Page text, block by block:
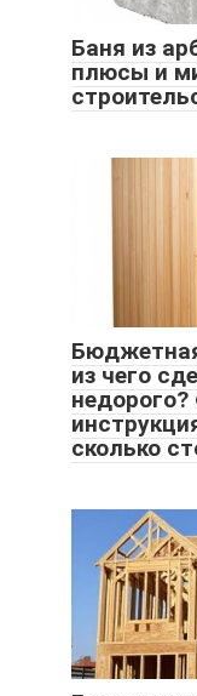
Баня из
плюсы и
из чего
сколько